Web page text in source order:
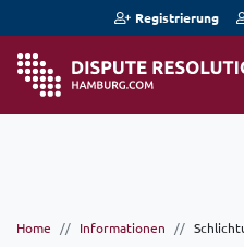
Registrierung
Home Informationen